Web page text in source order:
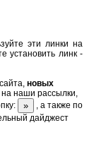
эти линки на
установить линк -
новых
наши рассылки,
, а также по
дайджест